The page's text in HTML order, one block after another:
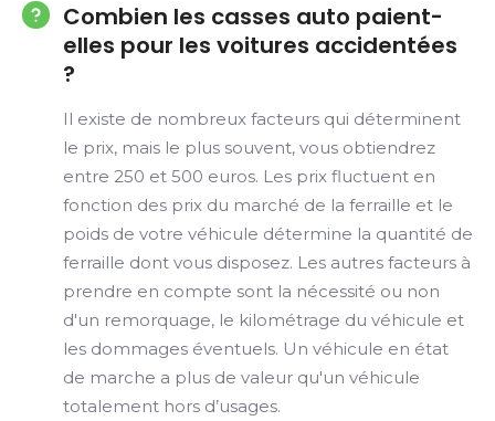
Combien les casses auto paient-
elles pour les voitures accidentées
?
Il existe de nombreux facteurs qui déterminent
le prix, mais le plus souvent, vous obtiendrez
entre 250 et 500 euros. Les prix fluctuent en
fonction des prix du marché de la ferraille et le
poids de votre véhicule détermine la quantité de
ferraille dont vous disposez. Les autres facteurs à
prendre en compte sont la nécessité ou non
d'un remorquage, le kilométrage du véhicule et
les dommages éventuels. Un véhicule en état
de marche a plus de valeur qu'un véhicule
totalement hors d’usages.